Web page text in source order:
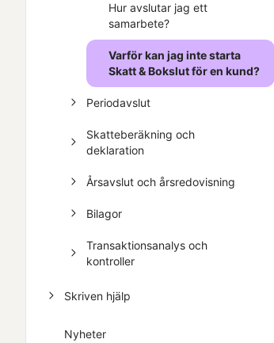
Hur avslutar jag ett
samarbete?
Varför kan jag inte starta
Skatt & Bokslut för en kund?
Periodavslut
Skatteberäkning och
deklaration
Årsavslut och årsredovisning
Bilagor
Transaktionsanalys och
kontroller
Skriven hjälp
Nyheter